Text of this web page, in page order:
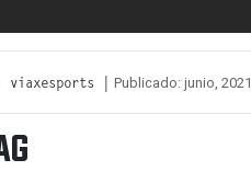
viaxesports | Publicado: junio, 2021